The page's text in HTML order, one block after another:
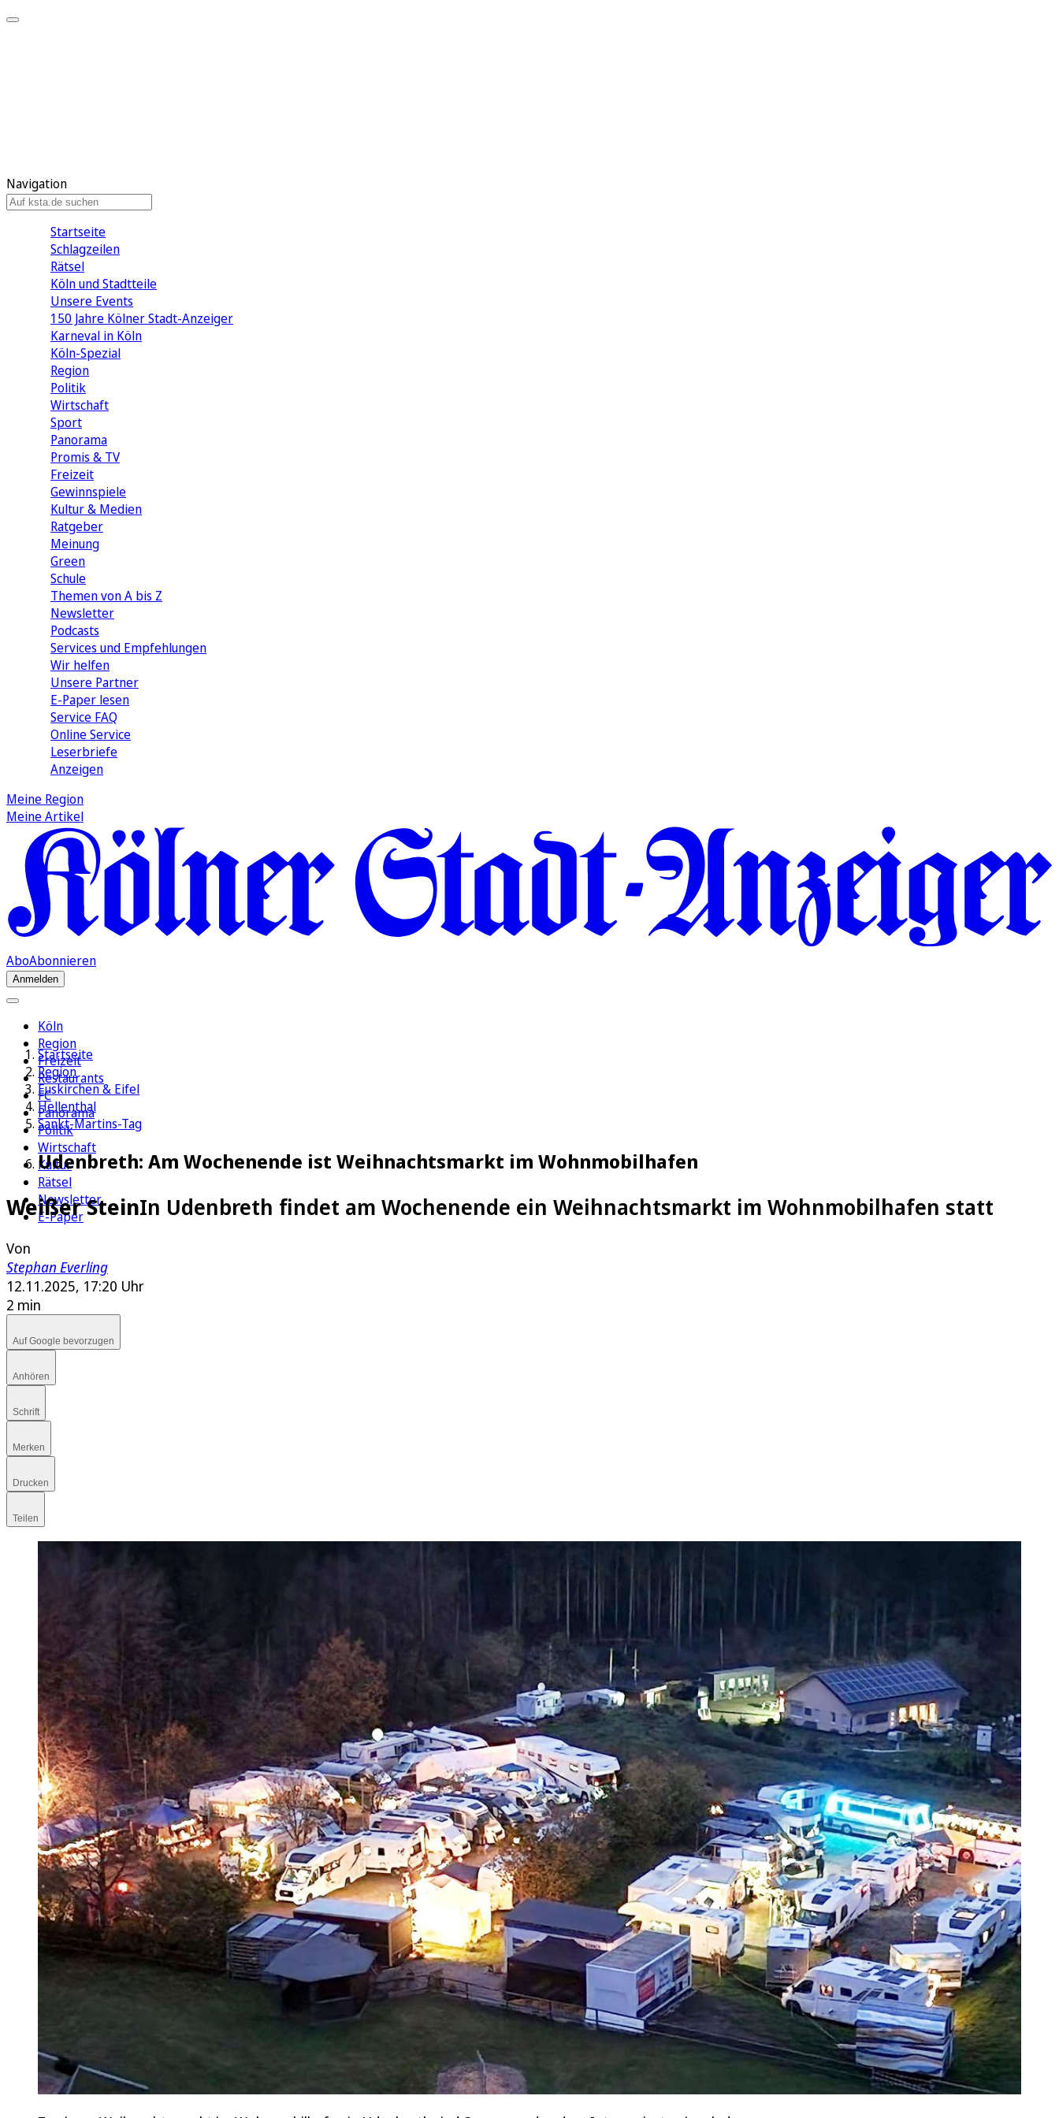
Navigation
Startseite
Schlagzeilen
Rätsel
Köln und Stadtteile
Unsere Events
150 Jahre Kölner Stadt-Anzeiger
Karneval in Köln
Köln-Spezial
Region
Politik
Wirtschaft
Sport
Panorama
Promis & TV
Freizeit
Gewinnspiele
Kultur & Medien
Ratgeber
Meinung
Green
Schule
Themen von A bis Z
Newsletter
Podcasts
Services und Empfehlungen
Wir helfen
Unsere Partner
E-Paper lesen
Service FAQ
Online Service
Leserbriefe
Anzeigen
Meine Region
Meine Artikel
AboAbonnieren
Anmelden
Köln
Region
Freizeit
Restaurants
FC
Panorama
Politik
Wirtschaft
Kultur
Rätsel
Newsletter
E-Paper
Startseite
Region
Euskirchen & Eifel
Hellenthal
Sankt-Martins-Tag
Udenbreth: Am Wochenende ist Weihnachtsmarkt im Wohnmobilhafen
Weißer SteinIn Udenbreth findet am Wochenende ein Weihnachtsmarkt im Wohnmobilhafen statt
Von
Stephan Everling
12.11.2025, 17:20 Uhr
2 min
Auf Google bevorzugen
Anhören
Schrift
Merken
Drucken
Teilen